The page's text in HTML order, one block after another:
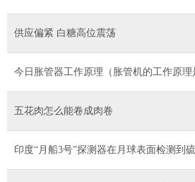
供应偏紧 白糖高位震荡
今日胀管器工作原理（胀管机的工作原理
五花肉怎么能卷成肉卷
印度“月船3号”探测器在月球表面检测到